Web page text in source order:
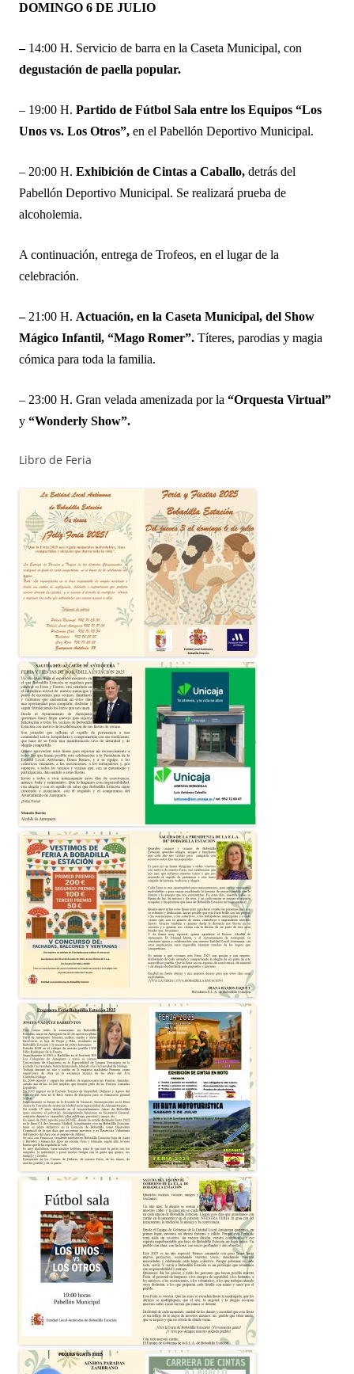
DOMINGO 6 DE JULIO
– 14:00 H. Servicio de barra en la Caseta Municipal, con
degustación de paella popular.
– 19:00 H. Partido de Fútbol Sala entre los Equipos “Los
Unos vs. Los Otros”, en el Pabellón Deportivo Municipal.
– 20:00 H. Exhibición de Cintas a Caballo, detrás del
Pabellón Deportivo Municipal. Se realizará prueba de
alcoholemia.
A continuación, entrega de Trofeos, en el lugar de la
celebración.
– 21:00 H. Actuación, en la Caseta Municipal, del Show
Mágico Infantil, “Mago Romer”. Títeres, parodias y magia
cómica para toda la familia.
– 23:00 H. Gran velada amenizada por la “Orquesta Virtual”
y “Wonderly Show”.
Libro de Feria